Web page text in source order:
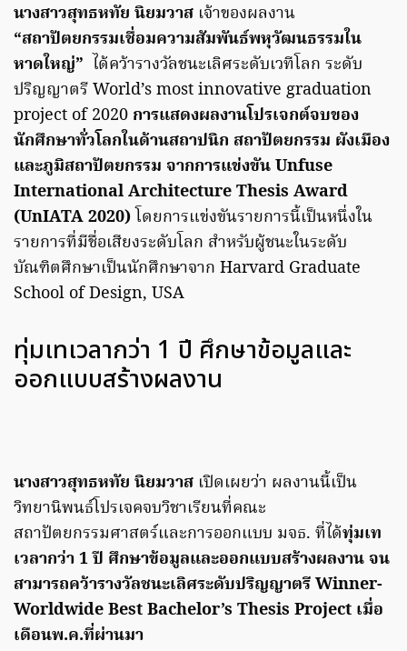
นางสาวสุทธหทัย นิยมวาส เจ้าของผลงาน
“สถาปัตยกรรมเชื่อมความสัมพันธ์พหุวัฒนธรรมใน
หาดใหญ่” ได้คว้ารางวัลชนะเลิศระดับเวทีโลก ระดับ
ปริญญาตรี World’s most innovative graduation
project of 2020 การแสดงผลงานโปรเจกต์จบของ
นักศึกษาทั่วโลกในด้านสถาปนิก สถาปัตยกรรม ผังเมือง
และภูมิสถาปัตยกรรม จากการแข่งขัน Unfuse
International Architecture Thesis Award
(UnIATA 2020) โดยการแข่งขันรายการนี้เป็นหนึ่งใน
รายการที่มีชื่อเสียงระดับโลก สำหรับผู้ชนะในระดับ
บัณฑิตศึกษาเป็นนักศึกษาจาก Harvard Graduate
School of Design, USA
ทุ่มเทเวลากว่า 1 ปี ศึกษาข้อมูลและ
ออกแบบสร้างผลงาน
นางสาวสุทธหทัย นิยมวาส เปิดเผยว่า ผลงานนี้เป็น
วิทยานิพนธ์โปรเจคจบวิชาเรียนที่คณะ
สถาปัตยกรรมศาสตร์และการออกแบบ มจธ. ที่ได้ทุ่มเท
เวลากว่า 1 ปี ศึกษาข้อมูลและออกแบบสร้างผลงาน จน
สามารถคว้ารางวัลชนะเลิศระดับปริญญาตรี Winner-
Worldwide Best Bachelor’s Thesis Project เมื่อ
เดือนพ.ค.ที่ผ่านมา